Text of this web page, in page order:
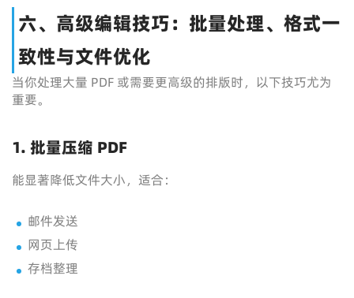
六、高级编辑技巧：批量处理、格式一
致性与文件优化
当你处理大量 PDF 或需要更高级的排版时，以下技巧尤为
重要。
1. 批量压缩 PDF
能显著降低文件大小，适合：
邮件发送
网页上传
存档整理